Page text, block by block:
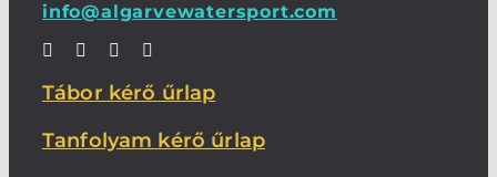
info@algarvewatersport.com
Tábor kérő űrlap
Tanfolyam kérő űrlap